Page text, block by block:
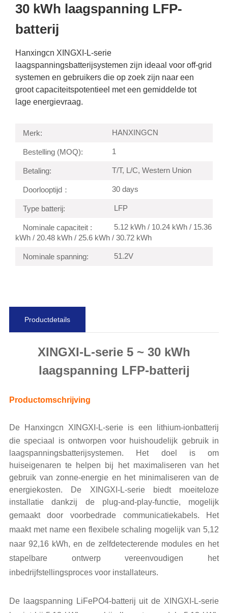
30 kWh laagspanning LFP-
batterij
Hanxingcn XINGXI-L-serie
laagspanningsbatterijsystemen zijn ideaal voor off-grid
systemen en gebruikers die op zoek zijn naar een
groot capaciteitspotentieel met een gemiddelde tot
lage energievraag.
Merk: HANXINGCN
Bestelling (MOQ): 1
Betaling: T/T, L/C, Western Union
Doorlooptijd： 30 days
Type batterij: LFP
Nominale capaciteit :
5.12 kWh / 10.24 kWh / 15.36
kWh / 20.48 kWh / 25.6 kWh / 30.72 kWh
Nominale spanning: 51.2V
Productdetails
XINGXI-L-serie 5 ~ 30 kWh
laagspanning LFP-batterij
Productomschrijving
De Hanxingcn XINGXI-L-serie is een lithium-ionbatterij
die speciaal is ontworpen voor huishoudelijk gebruik in
laagspanningsbatterijsystemen. Het doel is om
huiseigenaren te helpen bij het maximaliseren van het
gebruik van zonne-energie en het minimaliseren van de
energiekosten. De XINGXI-L-serie biedt moeiteloze
installatie dankzij de plug-and-play-functie, mogelijk
gemaakt door voorbedrade communicatiekabels.
Het
maakt met name een flexibele schaling mogelijk van 5,12
naar 92,16 kWh, en de zelfdetecterende modules en het
stapelbare ontwerp vereenvoudigen het
inbedrijfstellingsproces voor installateurs.
De laagspanning LiFePO4-batterij uit de XINGXI-L-serie